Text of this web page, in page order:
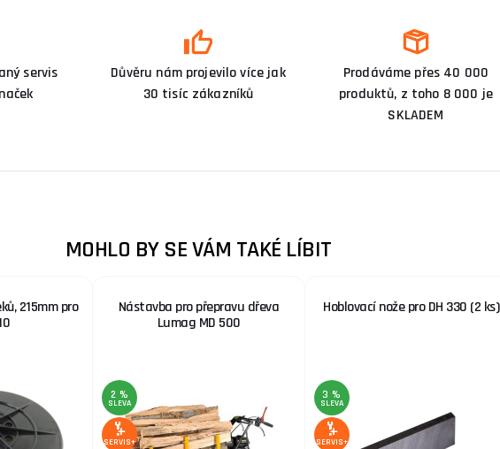
servis
Důvěru nám projevilo více jak
30 tisíc zákazníků
Prodáváme přes 40 000
produktů, z toho 8 000 je
SKLADEM
MOHLO BY SE VÁM TAKÉ LÍBIT
215mm pro
Nástavba pro přepravu dřeva
Lumag MD 500
2 %
SLEVA
SERVIS+
Hoblovací nože pro DH 330 (2 ks)
3 %
SLEVA
SERVIS+